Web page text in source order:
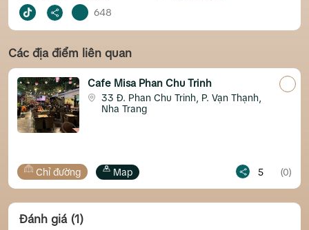
648
Các địa điểm liên quan
Cafe Misa Phan Chu Trinh
33 Đ. Phan Chu Trinh, P. Vạn Thạnh,
Nha Trang
Map Chỉ đường
Đánh giá (1)